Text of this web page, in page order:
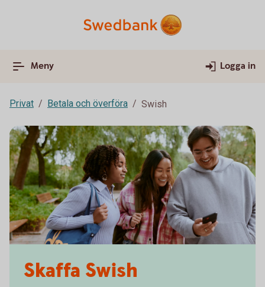
Meny Logga in
Privat Betala och överföra Swish
Skaffa Swish